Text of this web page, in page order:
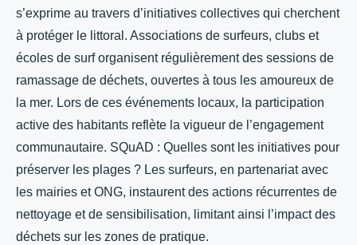
s’exprime au travers d’initiatives collectives qui cherchent
à protéger le littoral. Associations de surfeurs, clubs et
écoles de surf organisent régulièrement des sessions de
ramassage de déchets, ouvertes à tous les amoureux de
la mer. Lors de ces événements locaux, la participation
active des habitants reflète la vigueur de l’engagement
communautaire. SQuAD : Quelles sont les initiatives pour
préserver les plages ? Les surfeurs, en partenariat avec
les mairies et ONG, instaurent des actions récurrentes de
nettoyage et de sensibilisation, limitant ainsi l’impact des
déchets sur les zones de pratique.